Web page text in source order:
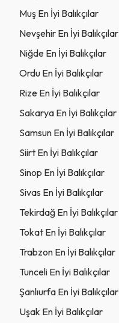
Muş En İyi Balıkçılar
Nevşehir En İyi Balıkçılar
Niğde En İyi Balıkçılar
Ordu En İyi Balıkçılar
Rize En İyi Balıkçılar
Sakarya En İyi Balıkçılar
Samsun En İyi Balıkçılar
Siirt En İyi Balıkçılar
Sinop En İyi Balıkçılar
Sivas En İyi Balıkçılar
Tekirdağ En İyi Balıkçılar
Tokat En İyi Balıkçılar
Trabzon En İyi Balıkçılar
Tunceli En İyi Balıkçılar
Şanlıurfa En İyi Balıkçılar
Uşak En İyi Balıkçılar